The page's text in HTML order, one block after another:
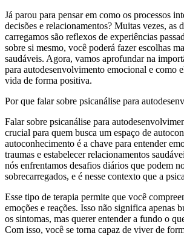
Já parou para pensar em como os processos
decisões e relacionamentos? Muitas vezes, as
carregamos são reflexos de experiências
sobre si mesmo, você poderá fazer escolhas
saudáveis. Agora, vamos aprofundar na
para autodesenvolvimento emocional e como
vida de forma positiva.
Por que falar sobre psicanálise para
Falar sobre psicanálise para
crucial para quem busca um espaço de
autoconhecimento é a chave para entender
traumas e estabelecer relacionamentos
nós enfrentamos desafios diários que podem
sobrecarregados, e é nesse contexto que a
Esse tipo de terapia permite que você
emoções e reações. Isso não significa apenas
os sintomas, mas querer entender a fundo o
Com isso, você se torna capaz de viver de